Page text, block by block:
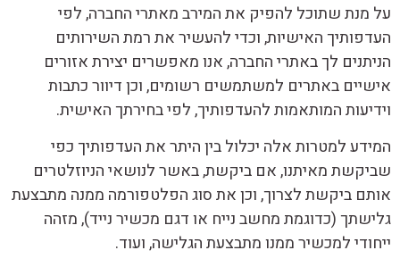
על מנת שתוכל להפיק את המירב מאתרי החברה, לפי
העדפותיך האישיות, וכדי להעשיר את רמת השירותים
הניתנים לך באתרי החברה, אנו מאפשרים יצירת אזורים
אישיים באתרים למשתמשים רשומים, וכן דיוור כתבות
וידיעות המותאמות להעדפותיך, לפי בחירתך האישית.
המידע למטרות אלה יכלול בין היתר את העדפותיך כפי
שביקשת מאיתנו, אם ביקשת, באשר לנושאי הניוזלטרים
אותם ביקשת לצרוך, וכן את סוג הפלטפורמה ממנה מתבצעת
גלישתך (כדוגמת מחשב נייח או דגם מכשיר נייד), מזהה
ייחודי למכשיר ממנו מתבצעת הגלישה, ועוד.